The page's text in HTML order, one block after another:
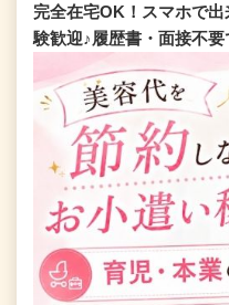
完全在宅OK！スマホで
験歓迎♪履歴書・面接不